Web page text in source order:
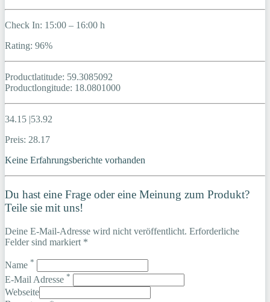
Check In: 15:00 – 16:00 h
Rating: 96%
Productlatitude: 59.3085092
Productlongitude: 18.0801000
34.15 |53.92
Preis: 28.17
Keine Erfahrungsberichte vorhanden
Du hast eine Frage oder eine Meinung zum Produkt?
Teile sie mit uns!
Deine E-Mail-Adresse wird nicht veröffentlicht. Erforderliche
Felder sind markiert *
Name *
E-Mail Adresse *
Webseite